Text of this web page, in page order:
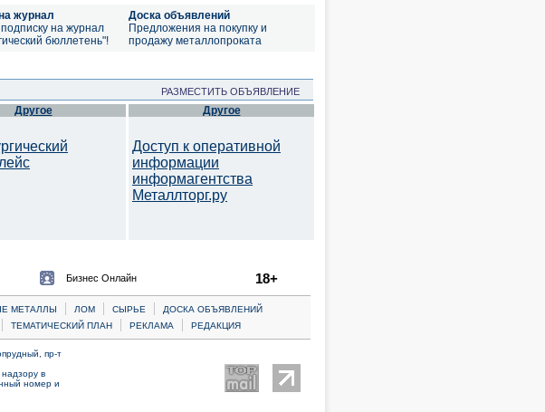
журнал
на журнал
бюллетень"!
Доска объявлений
Предложения на покупку и
продажу металлопроката
РАЗМЕСТИТЬ ОБЪЯВЛЕНИЕ
Другое Другое
Доступ к оперативной
информации
информагентства
Металлторг.ру
Бизнес Онлайн 18+
МЕТАЛЛЫ | ЛОМ | CЫРЬЕ |
ДОСКА ОБЪЯВЛЕНИЙ
| ТЕМАТИЧЕСКИЙ ПЛАН | РЕКЛАМА | РЕДАКЦИЯ
пр-т
в
номер и